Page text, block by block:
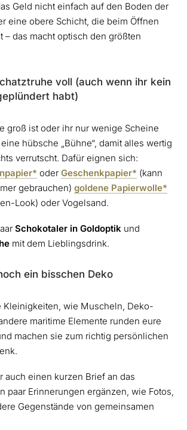
Geld nicht einfach auf den Boden der
eine obere Schicht, die beim Öffnen
– das macht optisch den größten
voll (auch wenn ihr kein
habt)
groß ist oder ihr nur wenige Scheine
hübsche „Bühne“, damit alles wertig
verrutscht. Dafür eignen sich:
oder Geschenkpapier* (kann
gebrauchen) goldene Papierwolle*
Look) oder Vogelsand.
Schokotaler in Goldoptik und
mit dem Lieblingsdrink.
ein bisschen Deko
Kleinigkeiten, wie Muscheln, Deko-
maritime Elemente runden eure
machen sie zum richtig persönlichen
auch einen kurzen Brief an das
paar Erinnerungen ergänzen, wie Fotos,
Gegenstände von gemeinsamen